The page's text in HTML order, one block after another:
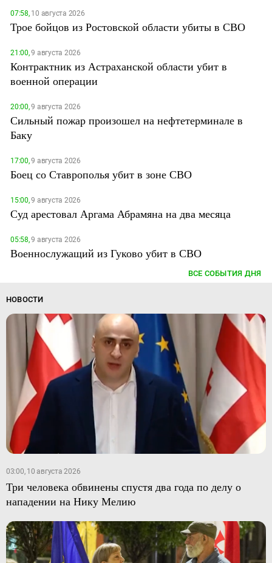
07:58,10 августа 2026
Трое бойцов из Ростовской области убиты в СВО
21:00,9 августа 2026
Контрактник из Астраханской области убит в
военной операции
20:00,9 августа 2026
Сильный пожар произошел на нефтетерминале в
Баку
17:00,9 августа 2026
Боец со Ставрополья убит в зоне СВО
15:00,9 августа 2026
Суд арестовал Аргама Абрамяна на два месяца
05:58,9 августа 2026
Военнослужащий из Гуково убит в СВО
ВСЕ СОБЫТИЯ ДНЯ
НОВОСТИ
03:00, 10 августа 2026
Три человека обвинены спустя два года по делу о
нападении на Нику Мелию